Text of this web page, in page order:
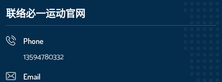
联络必一运动官网
Phone
13594780332
Email